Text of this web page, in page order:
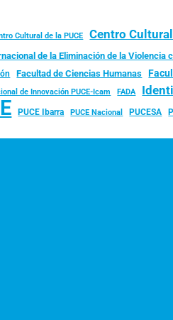
Cultural de la PUCE Centro Cultural
de la Eliminación de la Violencia
Facultad de Ciencias Humanas
de Innovación PUCE-Icam FADA
PUCE Ibarra PUCE Nacional PUCESA